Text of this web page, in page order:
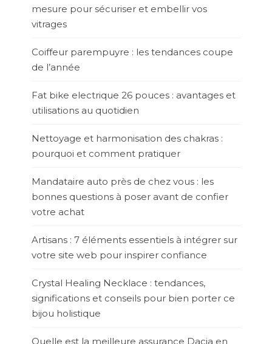
mesure pour sécuriser et embellir vos
vitrages
Coiffeur parempuyre : les tendances coupe
de l’année
Fat bike electrique 26 pouces : avantages et
utilisations au quotidien
Nettoyage et harmonisation des chakras :
pourquoi et comment pratiquer
Mandataire auto près de chez vous : les
bonnes questions à poser avant de confier
votre achat
Artisans : 7 éléments essentiels à intégrer sur
votre site web pour inspirer confiance
Crystal Healing Necklace : tendances,
significations et conseils pour bien porter ce
bijou holistique
Quelle est la meilleure assurance Dacia en